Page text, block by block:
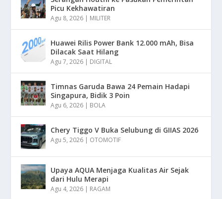
Picu Kekhawatiran
Agu 8, 2026 | MILITER
Huawei Rilis Power Bank 12.000 mAh, Bisa
Dilacak Saat Hilang
Agu 7, 2026 | DIGITAL
Timnas Garuda Bawa 24 Pemain Hadapi
Singapura, Bidik 3 Poin
Agu 6, 2026 | BOLA
Chery Tiggo V Buka Selubung di GIIAS 2026
Agu 5, 2026 | OTOMOTIF
Upaya AQUA Menjaga Kualitas Air Sejak
dari Hulu Merapi
Agu 4, 2026 | RAGAM